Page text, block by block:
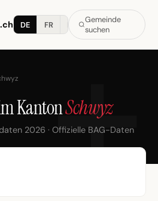
DE FR
Gemeinde
suchen
KantonSchwyz
2026 · Offizielle BAG-Daten